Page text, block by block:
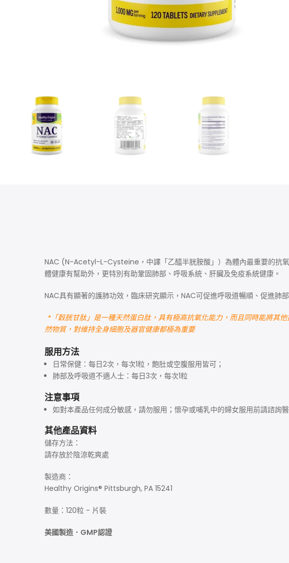
NAC (N-Acetyl-L-Cysteine，中譯「乙醯半胱胺酸」）為體內最重要的抗
體健康有幫助外，更特別有助鞏固肺部、呼吸系統、肝臟及免疫系統健康。
NAC具有顯著的護肺功效，臨床研究顯示，NAC可促進呼吸道暢順、促進肺
*「穀胱甘肽」是一種天然蛋白肽，具有極高抗氧化能力，而且同時能將其
然物質，對維持全身細胞及器官健康都極為重要
服用方法
日常保健： 每日2次，每次1粒，飽肚或空腹服用皆可；
肺部及呼吸道不適人士：每日3次，每次1粒
注意事項
如對本產品任何成分敏感，請勿服用；懷孕或哺乳中的婦女服用前請諮詢
其他產品資料
儲存方法：
請存放於陰涼乾爽處
製造商：
Healthy Origins® Pittsburgh, PA 15241
數量： 120粒 - 片裝
美國製造．GMP認證